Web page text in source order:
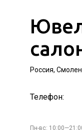
Россия,
Телефон:
Пн-вс: